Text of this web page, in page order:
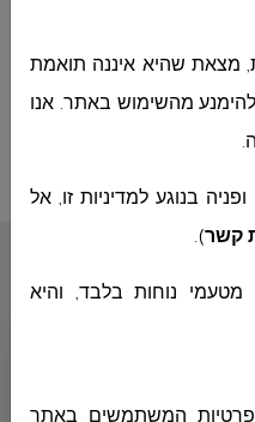
מצאת שהיא איננה תואמת
מהשימוש באתר. אנו
בנוגע למדיניות זו, אל
קשר )
.
מטעמי נוחות בלבד, והיא